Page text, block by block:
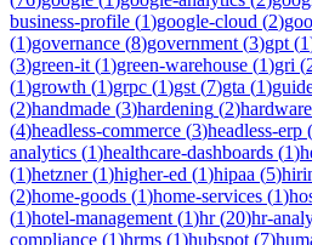
business-profile (1)google-cloud (2)
(1)governance (8)government (3)gpt (1
(3)green-it (1)green-warehouse (1)gri (
(1)growth (1)grpc (1)gst (7)gta (1)
(2)handmade (3)hardening (2)hardware
(4)headless-commerce (3)headless-erp (
analytics (1)healthcare-dashboards (1)
(1)hetzner(1)higher-ed (1)hipaa (5)
(2)home-goods (1)home-services (1)
(1)hotel-management (1)hr(20)hr-
compliance (1)hrms (1)hubspot (7)